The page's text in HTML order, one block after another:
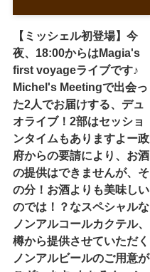
【ミッシェル初登場】今
夜、18:00からはMagia's
first voyageライブです♪
Michel's Meetingで出会っ
た2人でお届けする、デュ
オライブ！2部はセッショ
ンタイムもありますよー政
府からの要請により、お酒
の提供はできませんが、そ
の分！お酒よりも美味しい
のでは！？なスペシャルな
ノンアルコールカクテル、
樽から提供させていただく
ノンアルビールのご用意が